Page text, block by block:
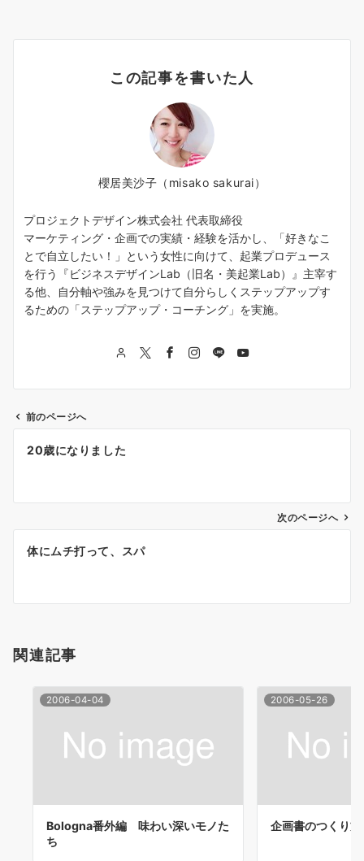
この記事を書いた人
櫻居美沙子（misako sakurai）
プロジェクトデザイン株式会社 代表取締役
マーケティング・企画での実績・経験を活かし、「好きなこ
とで自立したい！」という女性に向けて、起業プロデュース
を行う『ビジネスデザインLab（旧名・美起業Lab）』主宰す
る他、自分軸や強みを見つけて自分らしくステップアップす
るための「ステップアップ・コーチング」を実施。
投
ゲ
シ
ン
前のページへ
20歳になりました
次のページへ
体にムチ打って、スパ
関連記事
2006-04-04
Bologna番外編 味わい深いモノた
ち
2006-05-26
企画書のつくり方